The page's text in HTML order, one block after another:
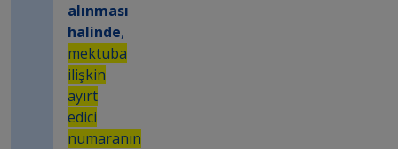
alınması
halinde,
mektuba
ilişkin
ayırt
edici
numaranın